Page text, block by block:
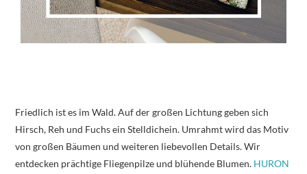
Friedlich ist es im Wald. Auf der großen Lichtung geben sich
Hirsch, Reh und Fuchs ein Stelldichein. Umrahmt wird das Motiv
von großen Bäumen und weiteren liebevollen Details. Wir
entdecken prächtige Fliegenpilze und blühende Blumen. HURON